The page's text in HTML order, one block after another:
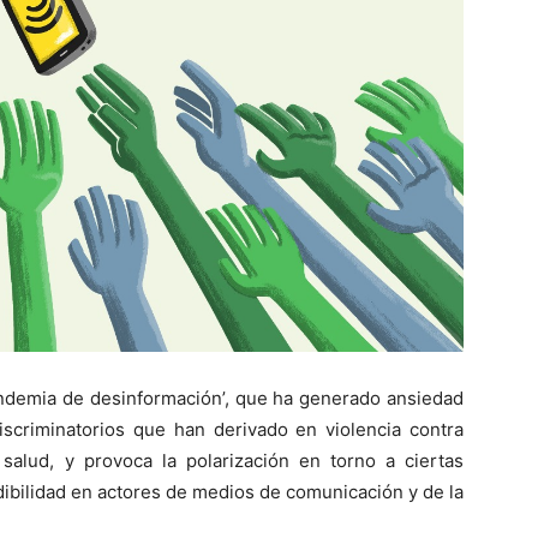
de desinformación’, que ha generado ansiedad
que han derivado en violencia contra
y provoca la polarización en torno a ciertas
en actores de medios de comunicación y de la